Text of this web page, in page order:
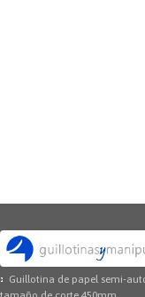
Guillotina de papel semi-